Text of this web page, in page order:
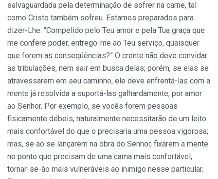
salvaguardada pela determinação de sofrer na carne, tal
como Cristo também sofreu. Estamos pre­parados para
dizer-Lhe: “Compelido pelo Teu amor e pela Tua graça que
me confere poder, entrego-me ao Teu serviço, quaisquer
que forem as conseqüências?” O crente não deve convidar
as tribulações, nem sair em busca delas; porém, se elas se
atravessarem em seu caminho, ele deve enfrentá-las com a
mente já resol­vida a suportá-las galhardamente, por amor
ao Senhor. Por exemplo, se vocês forem pessoas
fisicamente débeis, naturalmente necessitarão de um leito
mais confortável do que o precisaria uma pessoa vigorosa;
mas, se ao se lançarem na obra do Senhor, fixarem a mente
no ponto que precisam de uma cama mais confortável,
tornar-se-ão mais vulneráveis ao inimigo nesse particular.